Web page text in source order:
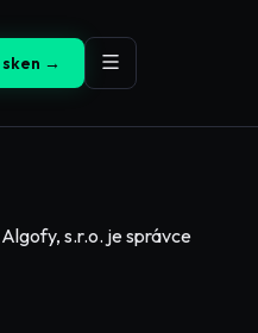
→
s.r.o. je správce